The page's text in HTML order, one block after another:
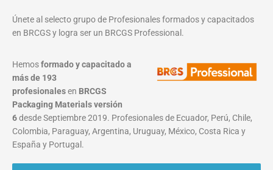
Únete al selecto grupo de Profesionales formados y capacitados
en BRCGS y logra ser un BRCGS Professional.
Hemosformado y capacitado a
más de 193
profesionalesen BRCGS
Packaging Materialsversión
6desde Septiembre 2019. Profesionales de Ecuador, Perú, Chile,
Colombia, Paraguay, Argentina, Uruguay, México, Costa Rica y
España y Portugal.